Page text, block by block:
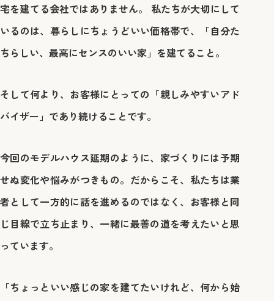
宅を建てる会社ではありません。 私たちが大切にして
いるのは、暮らしにちょうどいい価格帯で、「自分た
ちらしい、最高にセンスのいい家」を建てること。
そして何より、お客様にとっての「親しみやすいアド
バイザー」であり続けることです。
今回のモデルハウス延期のように、家づくりには予期
せぬ変化や悩みがつきもの。だからこそ、私たちは業
者として一方的に話を進めるのではなく、お客様と同
じ目線で立ち止まり、一緒に最善の道を考えたいと思
っています。
「ちょっといい感じの家を建てたいけれど、何から始